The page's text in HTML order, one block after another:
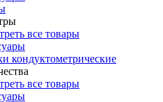
все товары
кондуктометрические
все товары